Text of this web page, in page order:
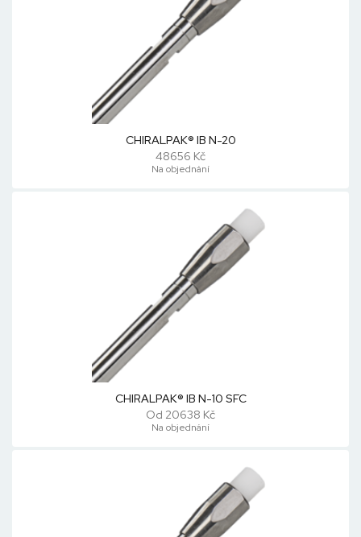
CHIRALPAK® IB N-20
48656 Kč
Na objednání
CHIRALPAK® IB N-10 SFC
Od 20638 Kč
Na objednání